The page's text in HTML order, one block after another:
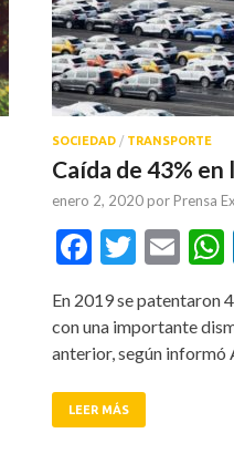
SOCIEDAD / TRANSPORTE
Caída de 43%
enero 2, 2020 por Prensa
Facebook
En 2019 se patentaron
con una importante
anterior, según informó
LEER MÁS